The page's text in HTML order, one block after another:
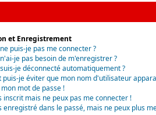
et Enregistrement
puis-je pas me connecter ?
je pas besoin de m'enregistrer ?
je déconnecté automatiquement ?
puis-je éviter que mon nom d'utilisateur
mon mot de passe !
inscrit mais ne peux pas me connecter !
enregistré dans le passé, mais ne peux plus